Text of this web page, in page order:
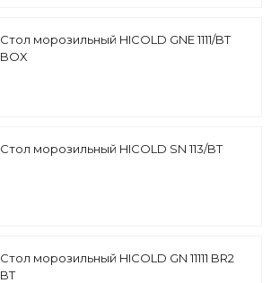
Стол морозильный HICOLD GNE 1111/BT
BOX
Стол морозильный HICOLD SN 113/BT
Стол морозильный HICOLD GN 11111 BR2
BT